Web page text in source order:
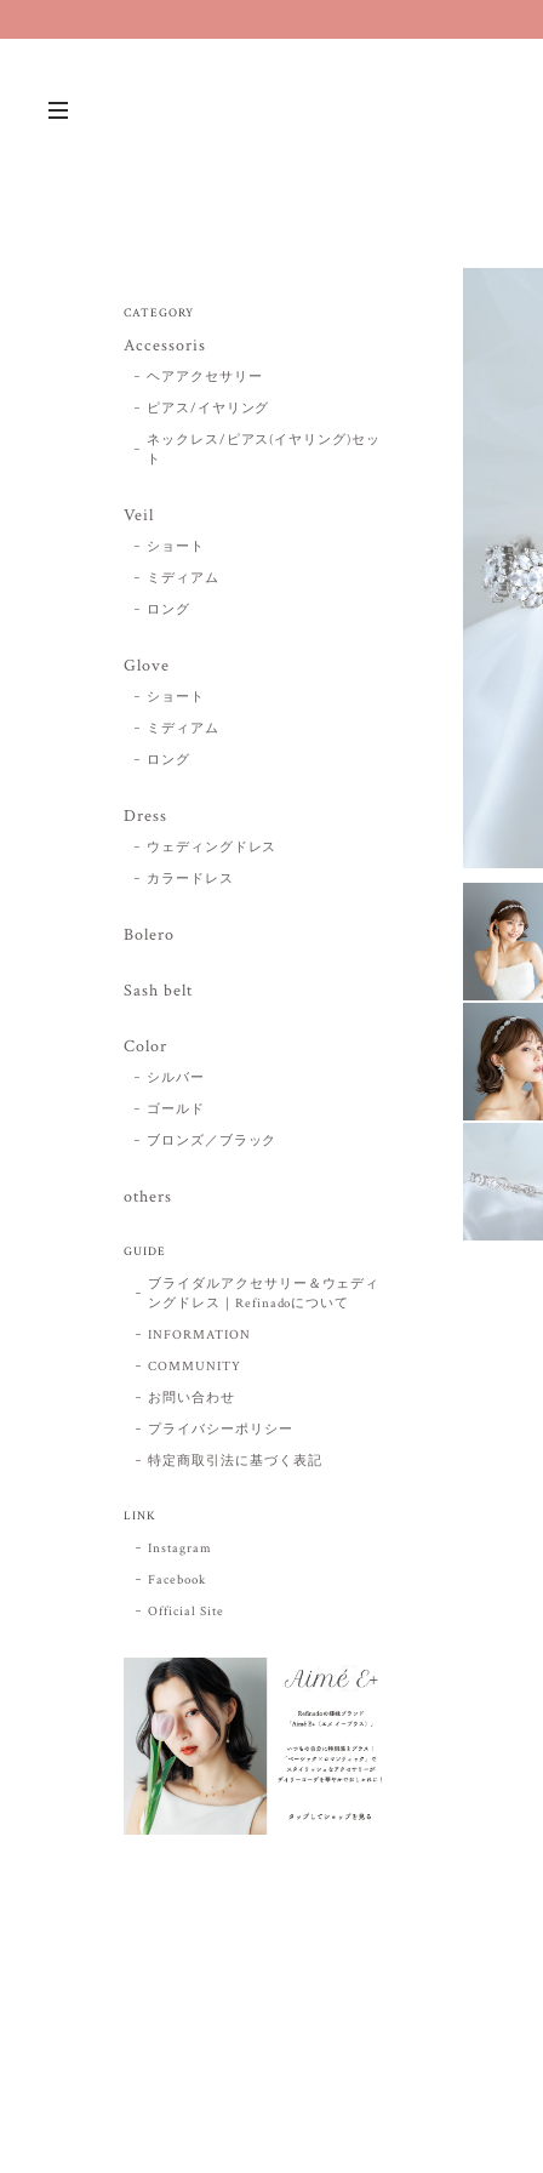
CATEGORY
Accessoris
ヘアアクセサリー
ピアス/イヤリング
ネックレス/ピアス(イヤリング)セッ
ト
Veil
ショート
ミディアム
ロング
Glove
ショート
ミディアム
ロング
Dress
ウェディングドレス
カラードレス
Bolero
Sash belt
Color
シルバー
ゴールド
ブロンズ／ブラック
others
GUIDE
ブライダルアクセサリー＆ウェディ
ングドレス｜Refinadoについて
INFORMATION
COMMUNITY
お問い合わせ
プライバシーポリシー
特定商取引法に基づく表記
LINK
Instagram
Facebook
Official Site